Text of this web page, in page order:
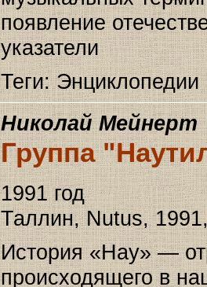
появление
указатели
Теги:
Николай Мейнерт
Группа
1991 год
Таллин, Nutus,
История «Нау» —
происходящего в